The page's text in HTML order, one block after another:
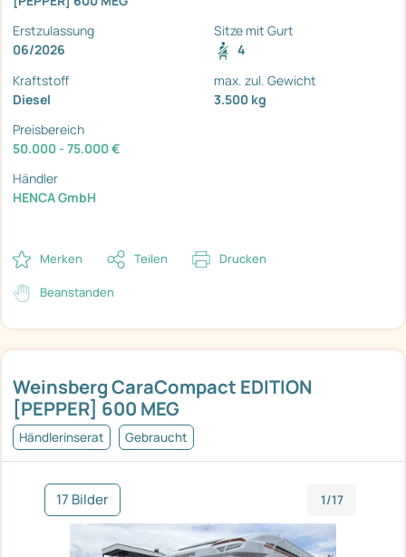
Weinsberg CaraCompact EDITION
[PEPPER] 600 MEG
Händlerinserat Gebraucht
17 Bilder 1/17
Erstzulassung
06/2026
Sitze mit Gurt
4
Kraftstoff
Diesel
max. zul. Gewicht
3.500 kg
Preisbereich
50.000 - 75.000 €
Händler
HENCA GmbH
Merken Teilen Drucken
Beanstanden